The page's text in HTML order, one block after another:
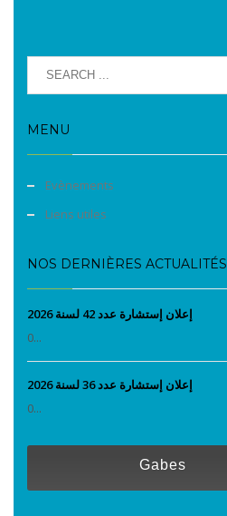
MENU
Evènements
Liens utiles
NOS DERNIÈRES ACTUALITÉS
إعلان إستشارة عدد 42 لسنة 2026
0...
إعلان إستشارة عدد 36 لسنة 2026
0...
Gabes